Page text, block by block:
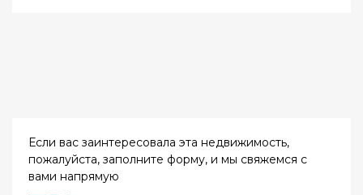
Если вас заинтересовала эта недвижимость,
пожалуйста, заполните форму, и мы свяжемся с
вами напрямую